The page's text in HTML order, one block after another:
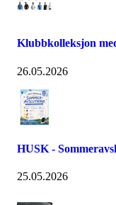
Klubbkolleksjon
26.05.2026
HUSK -
25.05.2026